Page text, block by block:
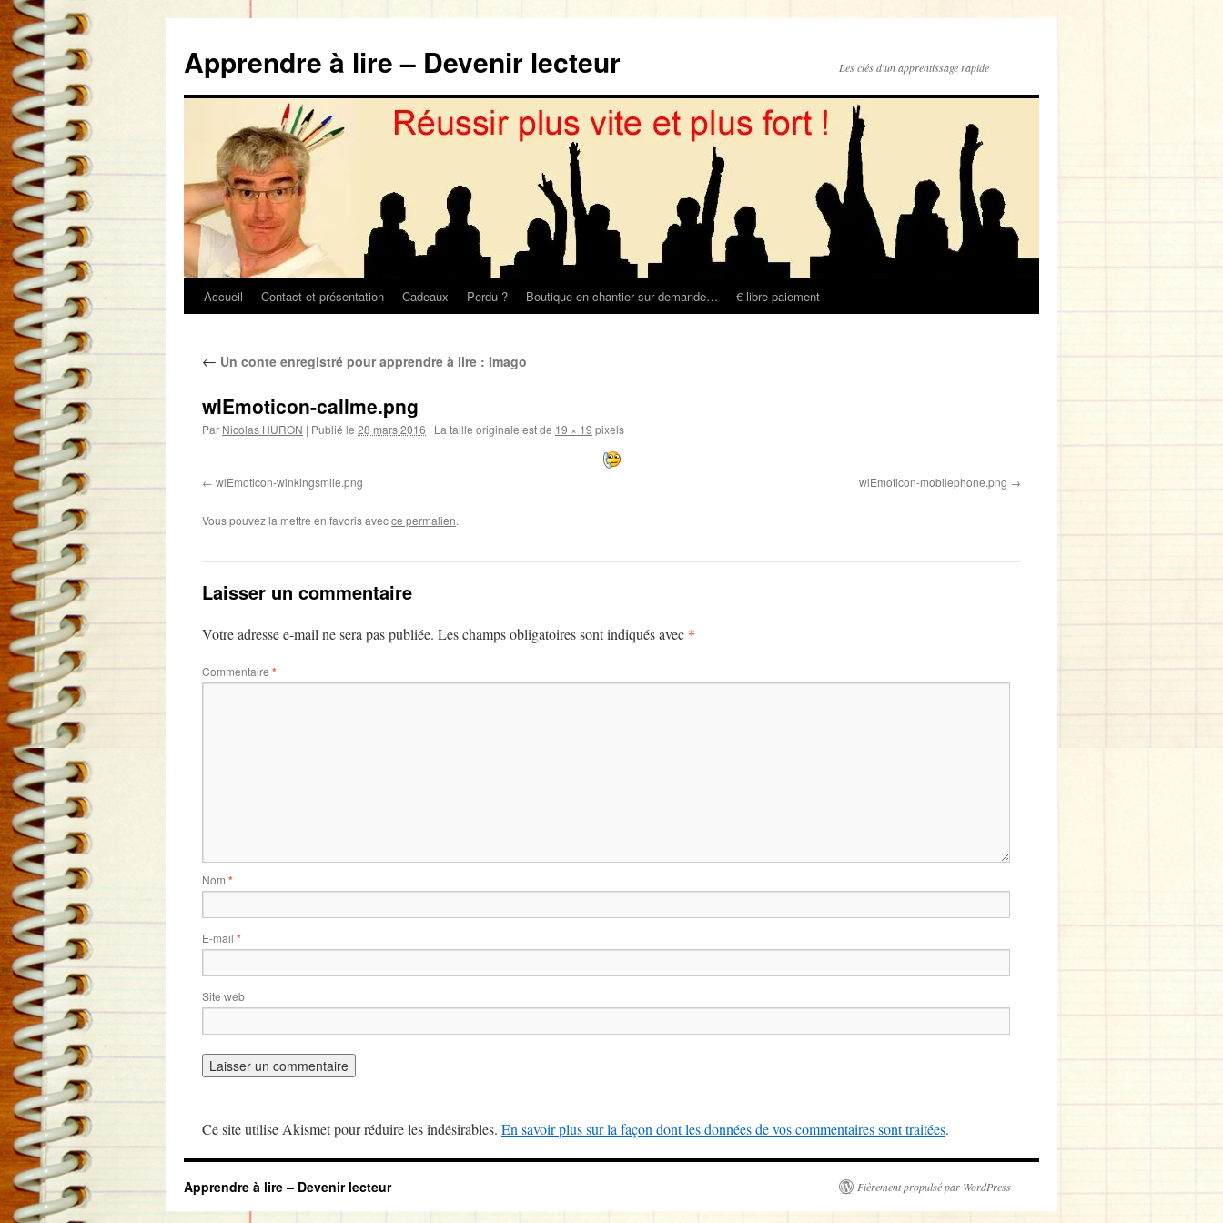
contenu
Apprendre à lire – Devenir lecteur Les clés d'un apprentissage rapide
Accueil Contact et présentation Cadeaux Perdu ? Boutique en chantier sur demande… €-libre-paiement
← Un conte enregistré pour apprendre à lire : Imago
wlEmoticon-callme.png
Par Nicolas HURON | Publié le 28 mars 2016 | La taille originale est de 19 × 19 pixels
wlEmoticon-winkingsmile.png wlEmoticon-mobilephone.png
Vous pouvez la mettre en favoris avecce permalien.
Laisser un commentaire
Votre adresse e-mail ne sera pas publiée. Les champs obligatoires sont indiqués avec *
Commentaire *
Nom *
E-mail *
Site web
Ce site utilise Akismet pour réduire les indésirables. En savoir plus sur la façon dont les données de vos commentaires sont traitées.
Apprendre à lire – Devenir lecteur Fièrement propulsé par WordPress